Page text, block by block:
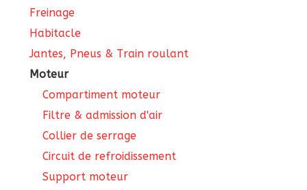
Freinage
Habitacle
Jantes, Pneus & Train roulant
Moteur
Compartiment moteur
Filtre & admission d'air
Collier de serrage
Circuit de refroidissement
Support moteur